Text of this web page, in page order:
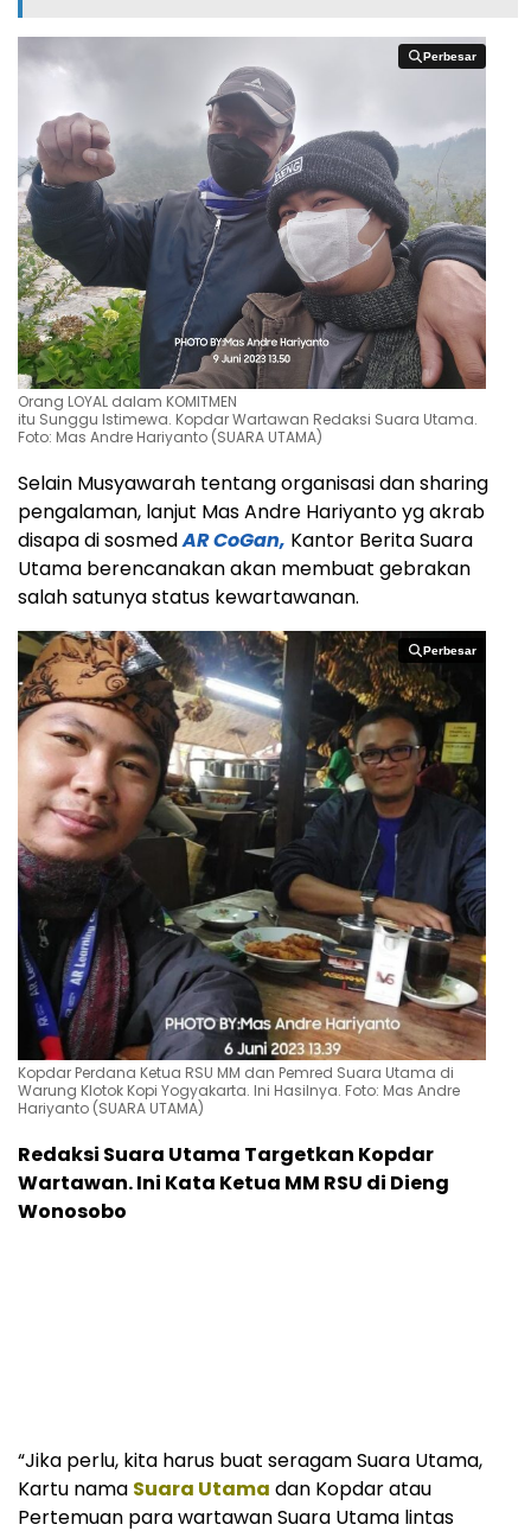
Perbesar
Perbesar
Orang LOYAL dalam KOMITMEN
itu Sunggu Istimewa. Kopdar Wartawan Redaksi Suara Utama.
Foto: Mas Andre Hariyanto (SUARA UTAMA)
Selain Musyawarah tentang organisasi dan sharing
pengalaman, lanjut Mas Andre Hariyanto yg akrab
disapa di sosmedAR CoGan, Kantor Berita Suara
Utama berencanakan akan membuat gebrakan
salah satunya status kewartawanan.
Perbesar
Perbesar
Kopdar Perdana Ketua RSU MM dan Pemred Suara Utama di
Warung Klotok Kopi Yogyakarta. Ini Hasilnya. Foto: Mas Andre
Hariyanto (SUARA UTAMA)
Redaksi Suara Utama Targetkan Kopdar
Wartawan. Ini Kata Ketua MM RSU di Dieng
Wonosobo
“Jika perlu, kita harus buat seragam Suara Utama,
Kartu nama Suara Utama dan Kopdar atau
Pertemuan para wartawan Suara Utama lintas